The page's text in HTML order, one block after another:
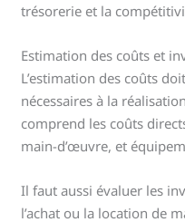
trésorerie et la
Estimation des coûts et
L’estimation des coûts
nécessaires à la
comprend les coûts
main-d’œuvre, et
Il faut aussi évaluer les
l’achat ou la location de